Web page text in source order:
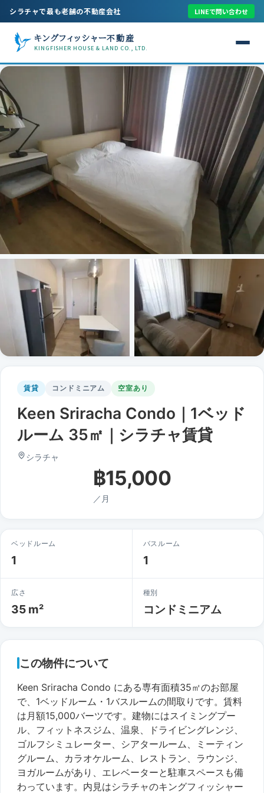
シラチャで最も老舗の不動産会社 LINEで問い合わせ
キングフィッシャー不動産
KINGFISHER HOUSE & LAND CO., LTD.
賃貸 コンドミニアム 空室あり
Keen Sriracha Condo｜1ベッド
ルーム 35㎡｜シラチャ賃貸
シラチャ
฿15,000
／月
ベッドルーム
1
バスルーム
1
広さ
35 m²
種別
コンドミニアム
この物件について
Keen Sriracha Condo にある専有面積35㎡のお部屋
で、1ベッドルーム・1バスルームの間取りです。賃料
は月額15,000バーツです。建物にはスイミングプー
ル、フィットネスジム、温泉、ドライビングレンジ、
ゴルフシミュレーター、シアタールーム、ミーティン
グルーム、カラオケルーム、レストラン、ラウンジ、
ヨガルームがあり、エレベーターと駐車スペースも備
わっています。内見はシラチャのキングフィッシャー